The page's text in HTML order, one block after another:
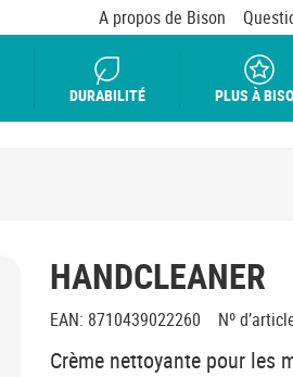
A propos de Bison
DURABILITÉ PLUS À
HANDCLEANER
EAN: 8710439022260 Nº
Crème nettoyante pour les